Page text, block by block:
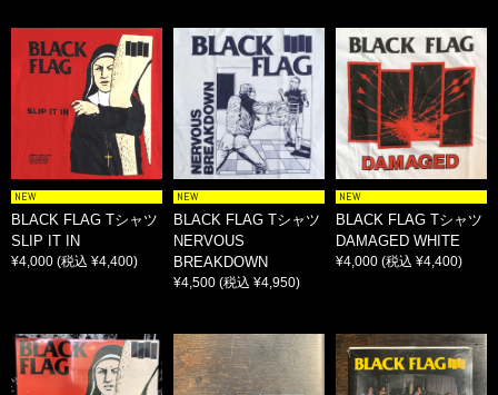
NEW
BLACK FLAG Tシャツ
SLIP IT IN
¥4,000 (税込 ¥4,400)
NEW
BLACK FLAG Tシャツ
NERVOUS
BREAKDOWN
¥4,500 (税込 ¥4,950)
NEW
BLACK FLAG Tシャツ
DAMAGED WHITE
¥4,000 (税込 ¥4,400)